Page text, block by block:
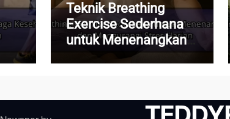
Teknik Breathing
Exercise Sederhana
untuk Menenangkan
Pikiran dan